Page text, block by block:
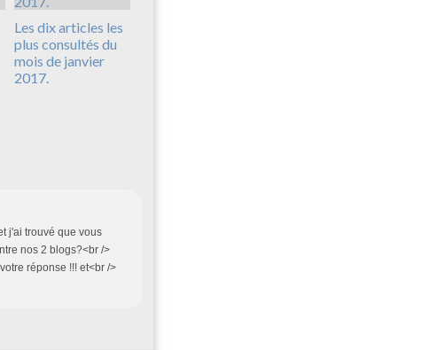
Les dix articles les
plus consultés du
mois de janvier
2017.
j'ai trouvé que vous
nos 2 blogs?<br />
réponse !!! et<br />